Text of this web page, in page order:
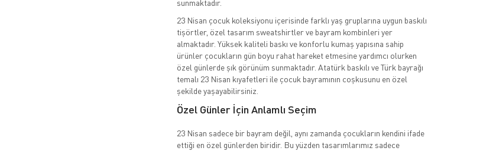
sunmaktadır.
23 Nisan çocuk koleksiyonu içerisinde farklı yaş gruplarına uygun baskılı
tişörtler, özel tasarım sweatshirtler ve bayram kombinleri yer
almaktadır. Yüksek kaliteli baskı ve konforlu kumaş yapısına sahip
ürünler çocukların gün boyu rahat hareket etmesine yardımcı olurken
özel günlerde şık görünüm sunmaktadır. Atatürk baskılı ve Türk bayrağı
temalı 23 Nisan kıyafetleri ile çocuk bayramının coşkusunu en özel
şekilde yaşayabilirsiniz.
Özel Günler İçin Anlamlı Seçim
23 Nisan sadece bir bayram değil, aynı zamanda çocukların kendini ifade
ettiği en özel günlerden biridir. Bu yüzden tasarımlarımız sadece